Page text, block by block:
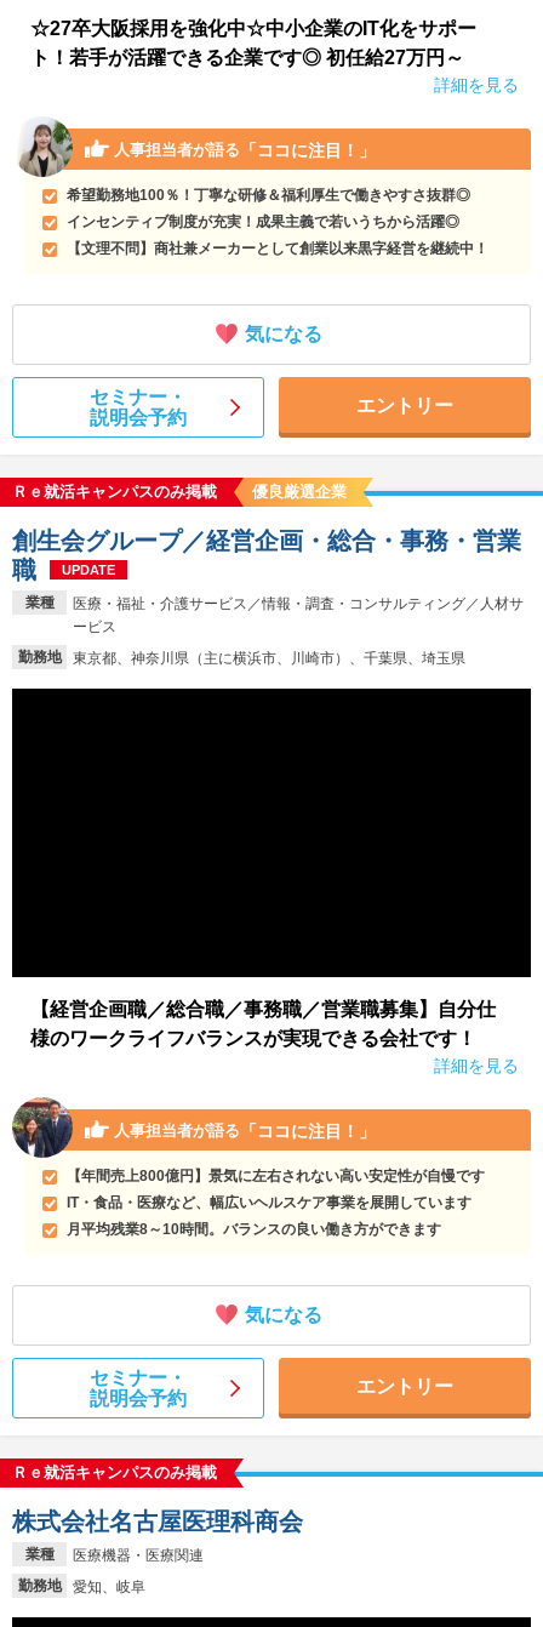
☆27卒大阪採用を強化中☆中小企業のIT化をサポー
ト！若手が活躍できる企業です◎ 初任給27万円～
詳細を見る
人事担当者が語る 「ココに注目！」
希望勤務地100％！丁寧な研修＆福利厚生で働きやすさ抜群◎
インセンティブ制度が充実！成果主義で若いうちから活躍◎
【文理不問】商社兼メーカーとして創業以来黒字経営を継続中！
気になる
セミナー・
説明会予約
エントリー
Ｒｅ就活キャンパスのみ掲載 優良厳選企業
業種
医療・福祉・介護サービス／情報・調査・コンサルティング／人材サ
ービス
勤務地
東京都、神奈川県（主に横浜市、川崎市）、千葉県、埼玉県
創生会グループ／経営企画・総合・事務・営業
職
UPDATE
【経営企画職／総合職／事務職／営業職募集】自分仕
様のワークライフバランスが実現できる会社です！
詳細を見る
人事担当者が語る 「ココに注目！」
【年間売上800億円】景気に左右されない高い安定性が自慢です
IT・食品・医療など、幅広いヘルスケア事業を展開しています
月平均残業8～10時間。バランスの良い働き方ができます
気になる
セミナー・
説明会予約
エントリー
Ｒｅ就活キャンパスのみ掲載
業種
医療機器・医療関連
勤務地
愛知、岐阜
株式会社名古屋医理科商会